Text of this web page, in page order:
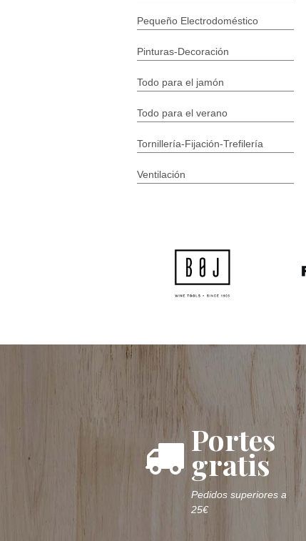
Pequeño Electrodoméstico
Pinturas-Decoración
Todo para el jamón
Todo para el verano
Tornillería-Fijación-Trefilería
Ventilación
Portes
gratis
Pedidos superiores a
25€